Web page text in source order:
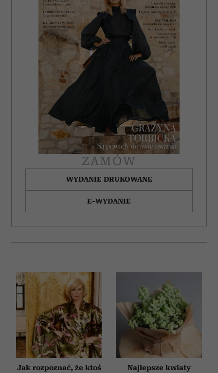
i reklam, aby oferować funkcje społecznościowe i
analizować ruch w naszej witrynie. Informacje o tym, jak
korzystasz z naszej witryny, udostępniamy partnerom
społecznościowym, reklamowym i analitycznym.
Partnerzy mogą połączyć te informacje z innymi danymi
otrzymanymi od Ciebie lub uzyskanymi podczas
korzystania z ich usług.
ZAMÓW
WYDANIE DRUKOWANE
E-WYDANIE
Jak rozpoznać, że ktoś
Najlepsze kwiaty